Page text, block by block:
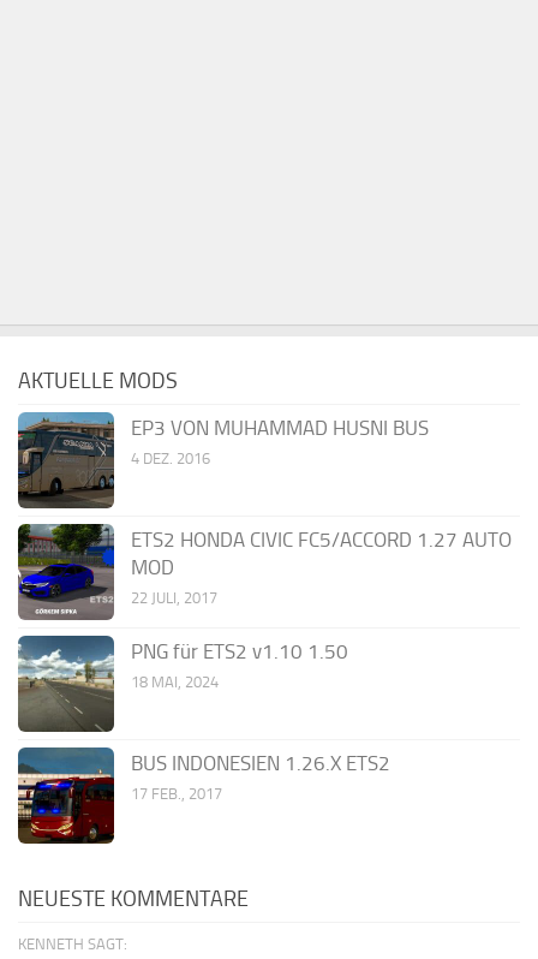
AKTUELLE MODS
EP3 VON MUHAMMAD HUSNI BUS
4 DEZ. 2016
ETS2 HONDA CIVIC FC5/ACCORD 1.27 AUTO
MOD
22 JULI, 2017
PNG für ETS2 v1.10 1.50
18 MAI, 2024
BUS INDONESIEN 1.26.X ETS2
17 FEB., 2017
NEUESTE KOMMENTARE
KENNETH SAGT: